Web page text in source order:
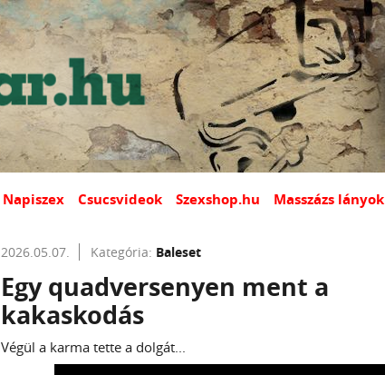
Napiszex Csucsvideok Szexshop.hu Masszázs lányok
2026.05.07. Kategória: Baleset
Egy quadversenyen ment a
kakaskodás
Végül a karma tette a dolgát...